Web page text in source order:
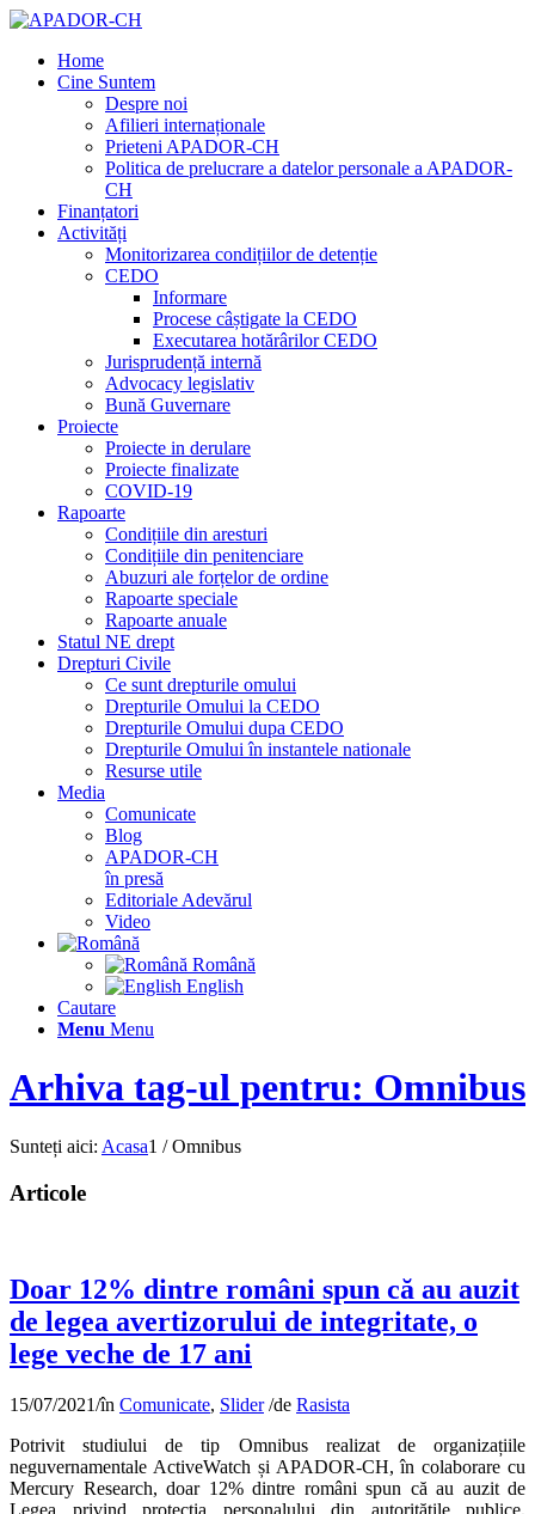
Home
Cine Suntem
Despre noi
Afilieri internaționale
Prieteni APADOR-CH
Politica de prelucrare a datelor personale a APADOR-
CH
Finanțatori
Activități
Monitorizarea condițiilor de detenție
CEDO
Informare
Procese câștigate la CEDO
Executarea hotărârilor CEDO
Jurisprudență internă
Advocacy legislativ
Bună Guvernare
Proiecte
Proiecte in derulare
Proiecte finalizate
COVID-19
Rapoarte
Condițiile din aresturi
Condițiile din penitenciare
Abuzuri ale forțelor de ordine
Rapoarte speciale
Rapoarte anuale
Statul NE drept
Drepturi Civile
Ce sunt drepturile omului
Drepturile Omului la CEDO
Drepturile Omului dupa CEDO
Drepturile Omului în instantele nationale
Resurse utile
Media
Comunicate
Blog
APADOR-CH
în presă
Editoriale Adevărul
Video
Română
English
Cautare
Menu Menu
Arhiva tag-ul pentru: Omnibus
Sunteți aici: Acasa1 / Omnibus
Articole
Doar 12% dintre români spun că au auzit
de legea avertizorului de integritate, o
lege veche de 17 ani
15/07/2021/în Comunicate, Slider /de Rasista
Potrivit studiului de tip Omnibus realizat de organizațiile
neguvernamentale ActiveWatch și APADOR-CH, în colaborare cu
Mercury Research, doar 12% dintre români spun că au auzit de